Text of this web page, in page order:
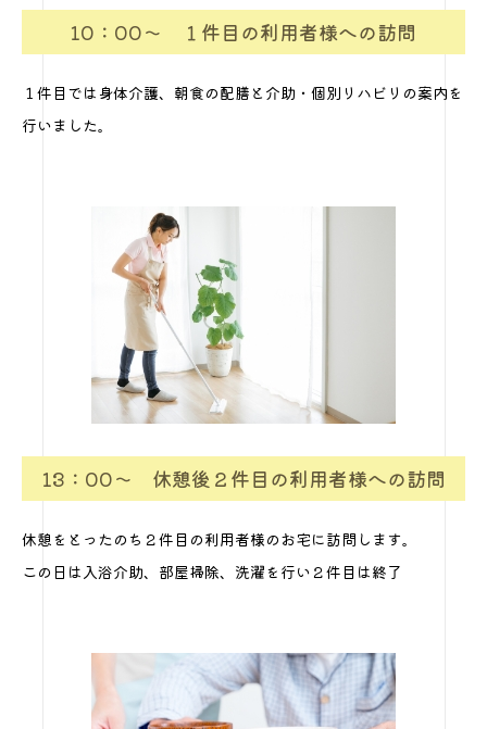
10：00～ １件目の利用者様への訪問
１件目では身体介護、朝食の配膳と介助・個別リハビリの案内を
行いました。
13：00～ 休憩後２件目の利用者様への訪問
休憩をとったのち２件目の利用者様のお宅に訪問します。
この日は入浴介助、部屋掃除、洗濯を行い２件目は終了